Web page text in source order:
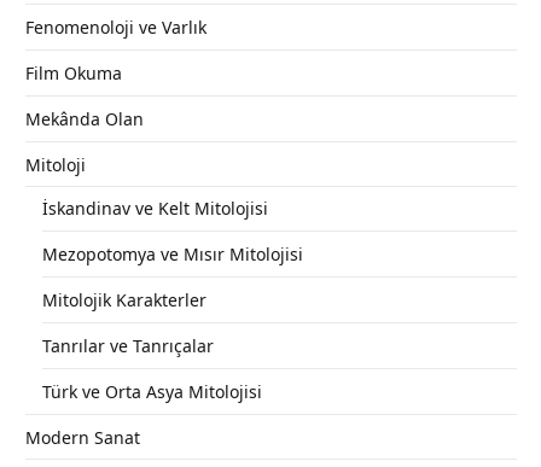
Fenomenoloji ve Varlık
Film Okuma
Mekânda Olan
Mitoloji
İskandinav ve Kelt Mitolojisi
Mezopotomya ve Mısır Mitolojisi
Mitolojik Karakterler
Tanrılar ve Tanrıçalar
Türk ve Orta Asya Mitolojisi
Modern Sanat